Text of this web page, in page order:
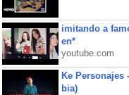
imitando a
en*
youtube.com
Ke Personajes
bia)